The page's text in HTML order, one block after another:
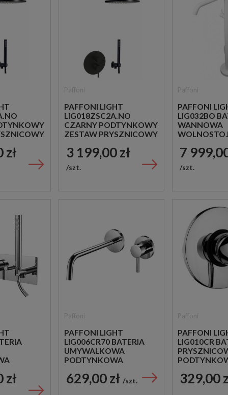
zł
PAFFONI LIGHT
LIG018ZSC2A.NO
CZARNY PODTYNKOWY
ZESTAW PRYSZNICOWY
3 199,00 zł
szt.
PAFFONI
LIG032BO
WANNOWA
7
szt.
zł
PAFFONI LIGHT
LIG006CR70 BATERIA
UMYWALKOWA
PODTYNKOWA
CHROM
629,00 zł szt.
PAFFONI
LIG010CR
CHROM
329,00